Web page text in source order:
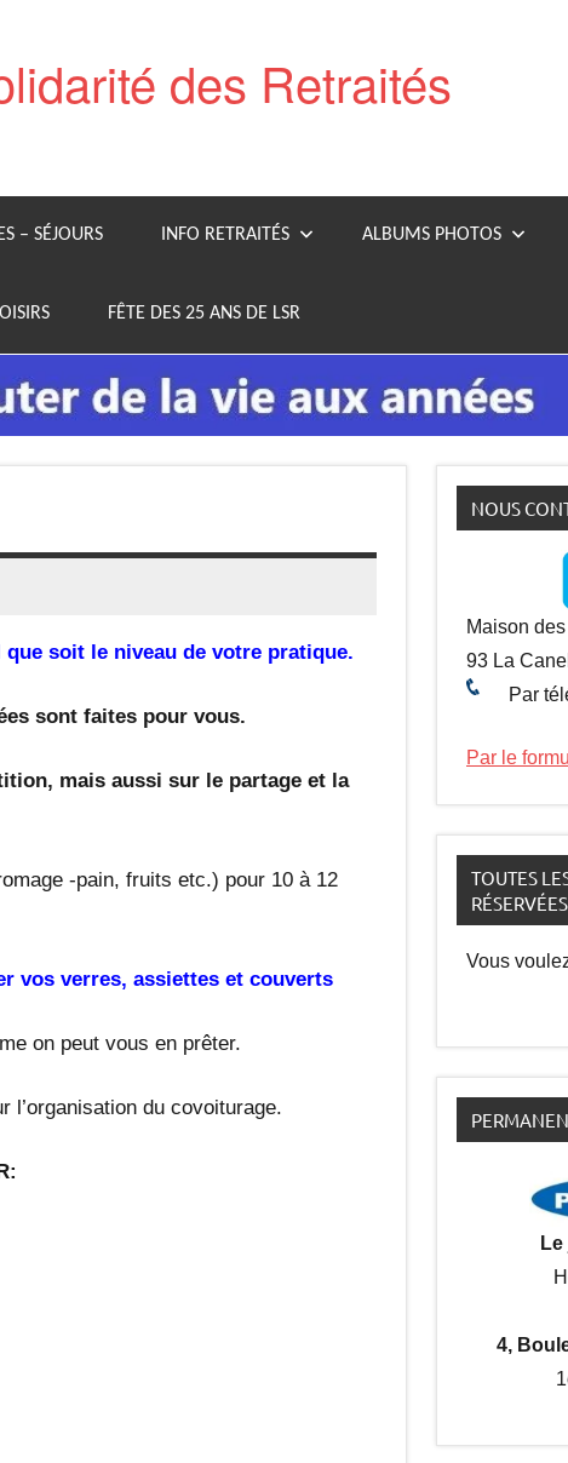
des Retraités
– SÉJOURS INFO RETRAITÉS ALBUMS PHOTOS
FÊTE DES 25 ANS DE LSR
soit le niveau de votre pratique.
sont faites pour vous.
mais aussi sur le partage et la
-pain, fruits etc.) pour 10 à 12
vos verres, assiettes et couverts
on peut vous en prêter.
l’organisation du covoiturage.
NOUS
Maison
93 La
Par
Par le
TOUTES
Vous
4,